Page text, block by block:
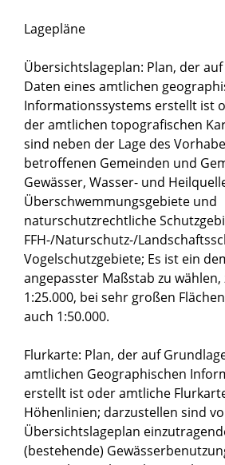
Lagepläne
Übersichtslageplan: Plan, der
Daten eines amtlichen
Informationssystems erstellt ist
der amtlichen topografischen
sind neben der Lage des
betroffenen Gemeinden und
Gewässer, Wasser- und
Überschwemmungsgebiete und
naturschutzrechtliche
FFH-/Naturschutz-/
Vogelschutzgebiete; Es ist ein
angepasster Maßstab zu wählen,
1:25.000, bei sehr großen
auch 1:50.000.
Flurkarte: Plan, der auf
amtlichen Geographischen
erstellt ist oder amtliche
Höhenlinien; darzustellen sind
Übersichtslageplan
(bestehende)